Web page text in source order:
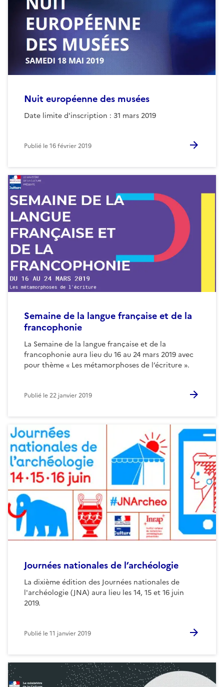
Nuit européenne des musées
Date limite d'inscription : 31 mars 2019
Publié le16 février 2019
Semaine de la langue française et de la
francophonie
La Semaine de la langue française et de la
francophonie aura lieu du 16 au 24 mars 2019 avec
pour thème « Les métamorphoses de l’écriture ».
Publié le22 janvier 2019
Journées nationales de l’archéologie
La dixième édition des Journées nationales de
l'archéologie (JNA) aura lieu les 14, 15 et 16 juin
2019.
Publié le11 janvier 2019